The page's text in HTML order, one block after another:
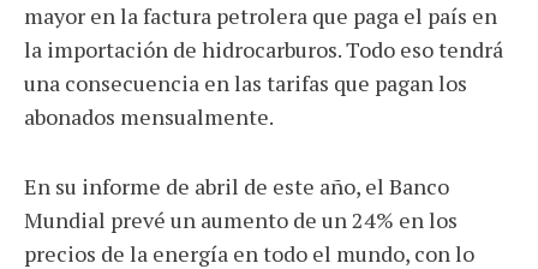
mayor en la factura petrolera que paga el país en
la importación de hidrocarburos. Todo eso tendrá
una consecuencia en las tarifas que pagan los
abonados mensualmente.
En su informe de abril de este año, el Banco
Mundial prevé un aumento de un 24% en los
precios de la energía en todo el mundo, con lo